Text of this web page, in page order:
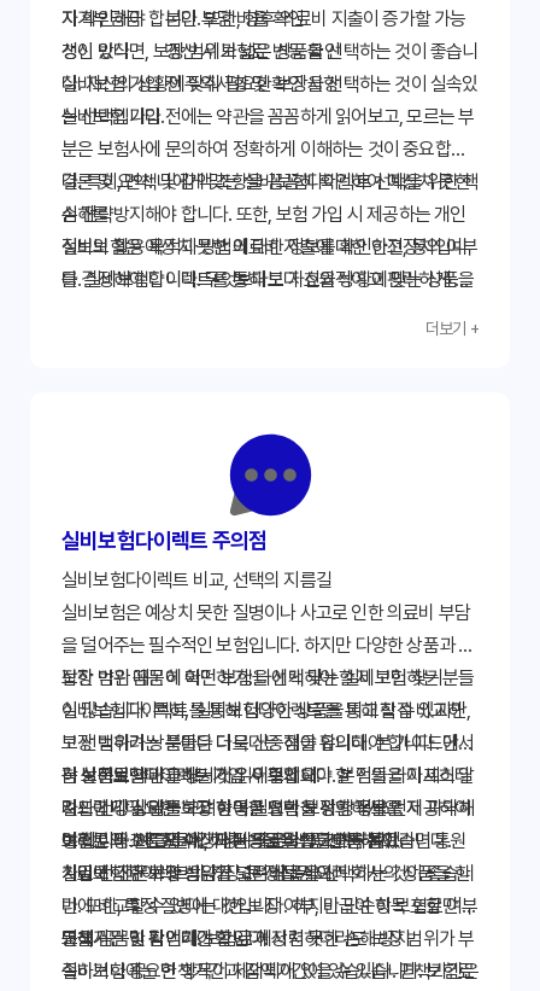
지 확인해야 합니다. 또한, 향후 의료비 지출이 증가할 가능
성이 있다면, 보장 범위가 넓은 상품을 선택하는 것이 좋습니
다. 자신의 상황에 맞춰 필요한 보장을 선택하는 것이 실속있
는 선택입니다.
자기부담금
본인 부담 비율 확인
갱신 방식
갱신 시 보험료 변동 확인
실비보험 가입 전 주의사항 및 확인 사항
실비보험 가입 전에는 약관을 꼼꼼하게 읽어보고, 모르는 부
분은 보험사에 문의하여 정확하게 이해하는 것이 중요합니
다. 특히, 면책 및 감액 조항을 꼼꼼히 확인하여 예상치 못한
손해를 방지해야 합니다. 또한, 보험 가입 시 제공하는 개인
정보의 활용 목적과 방법에 대한 정보를 확인하고, 동의 여부
를 결정해야 합니다. 무엇보다도 자신의 상황에 맞는 상품을
결론 및 요약: 나에게 맞는 실비보험다이렉트 선택을 위한 핵
심 전략
실비보험은 예상치 못한 의료비 지출에 대한 안전장치입니
다. 실비보험다이렉트를 통해 보다 효율적이고 편리하게 나
바로 실비보험다이렉트 비교를 시작하고, 미래를 위한 현명
더보기 +
실비보험다이렉트 주의점
실비보험다이렉트 비교, 선택의 지름길
실비보험은 예상치 못한 질병이나 사고로 인한 의료비 부담
을 덜어주는 필수적인 보험입니다. 하지만 다양한 상품과 복
잡한 약관 때문에 어떤 보험을 선택해야 할지 고민하는 분들
이 많습니다. 특히, '실비보험다이렉트'를 통해 직접 비교하
고 선택하려는 분들은 더욱 신중해야 합니다. 본 가이드에서
는 실비보험다이렉트 가입 시 주의해야 할 점들을 자세히 알
려드립니다. 알뜰하고 현명한 선택을 위한 정보를 제공하여
여러분의 소중한 시간과 비용을 절약하도록 돕겠습니다.
보장 범위 꼼꼼히 확인하기: 나에게 맞는 실비보험 찾기
실비보험다이렉트를 통해 다양한 상품을 비교할 수 있지만,
보장 범위가 상품마다 다르다는 점을 유의해야 합니다. 단순
히 보험료만 비교하는 것은 위험합니다. 본인의 라이프스타
일과 건강 상태를 고려하여 필요한 보장 항목을 먼저 파악해
야 합니다. 예를 들어, 자주 병원을 방문하는 분이라면 통원
치료에 대한 보장 범위가 넓은 상품을 선택하는 것이 좋습니
다. 또한, 특정 질병에 대한 보장 여부, 비급여 항목 포함 여부
등을 꼼꼼히 확인해야 합니다.
각 상품의 약관을 상세히 읽어보세요.
자신에게 필요한 보장 항목을 명확히 정의하세요.
병원 이용 빈도와 예상되는 의료비를 고려하세요.
가입 전 전문가와 상담을 고려해보세요.
보험료 비교는 필수: 가성비 좋은 상품 선택하기
실비보험다이렉트의 가장 큰 장점은 여러 회사의 상품을 한
번에 비교할 수 있다는 것입니다. 하지만 단순히 보험료만 비
교해서는 안 됩니다. 보험료가 저렴하더라도 보장 범위가 부
족하거나 중요한 항목이 제외되어 있을 수 있습니다. 보험료
면책기간 및 감액기간 확인: 예상치 못한 손해 방지
실비보험에는 면책기간과 감액기간이 있습니다. 면책기간은